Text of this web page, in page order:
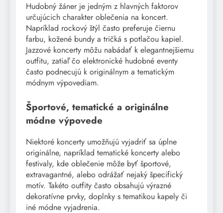
Hudobný žáner je jedným z hlavných faktorov
určujúcich charakter oblečenia na koncert.
Napríklad rockový štýl často preferuje čiernu
farbu, kožené bundy a tričká s potlačou kapiel.
Jazzové koncerty môžu nabádať k elegantnejšiemu
outfitu, zatiaľ čo elektronické hudobné eventy
často podnecujú k originálnym a tematickým
módnym výpovediam.
Športové, tematické a originálne
módne výpovede
Niektoré koncerty umožňujú vyjadriť sa úplne
originálne, napríklad tematické koncerty alebo
festivaly, kde oblečenie môže byť športové,
extravagantné, alebo odrážať nejaký špecifický
motív. Takéto outfity často obsahujú výrazné
dekoratívne prvky, doplnky s tematikou kapely či
iné módne vyjadrenia.